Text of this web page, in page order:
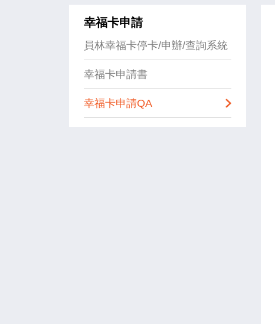
幸福卡申請
員林幸福卡停卡/申辦/查詢系統
幸福卡申請書
幸福卡申請QA